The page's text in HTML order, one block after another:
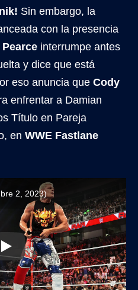
Sin embargo, la
con la presencia
interrumpe antes
y dice que está
eso anuncia que Cody
enfrentar a Damian
Título en Pareja
en WWE Fastlane
2, 2023)